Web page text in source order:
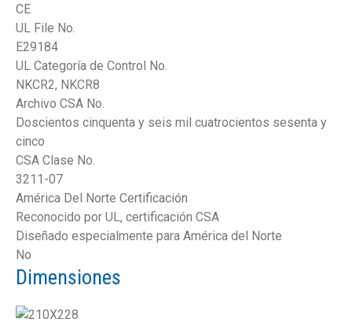
CE
UL File No.
E29184
UL Categoría de Control No.
NKCR2, NKCR8
Archivo CSA No.
Doscientos cinquenta y seis mil cuatrocientos sesenta y
cinco
CSA Clase No.
3211-07
América Del Norte Certificación
Reconocido por UL, certificación CSA
Diseñado especialmente para América del Norte
No
Dimensiones